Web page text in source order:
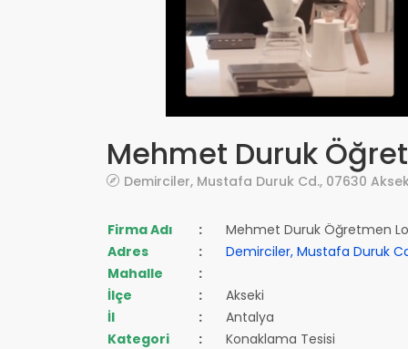
Mehmet Duruk
Demirciler, Mustafa Duruk Cd., 07630
Firma Adı :
Mehmet Duruk Öğretmen
Adres
:
Demirciler, Mustafa Duruk
Mahalle
:
İlçe
:
Akseki
İl
:
Antalya
Kategori
:
Konaklama Tesisi